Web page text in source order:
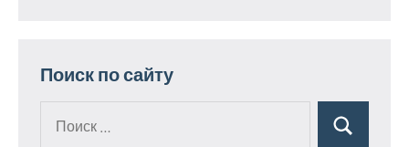
Поиск по сайту
Поиск